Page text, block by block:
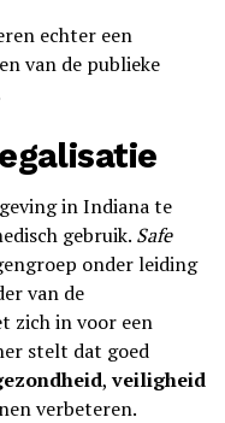
echter een
van de publieke
in Indiana te
gebruik. Safe
onder leiding
van de
zich in voor een
stelt dat goed
,veiligheid
verbeteren.